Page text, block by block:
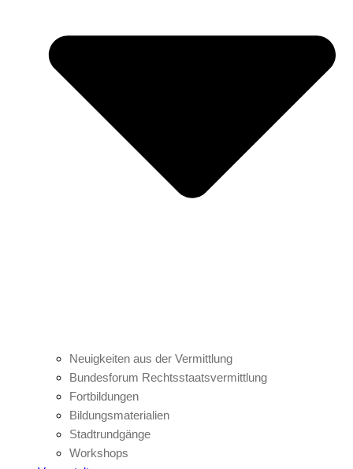
Neuigkeiten aus der Vermittlung
Bundesforum Rechtsstaatsvermittlung
Fortbildungen
Bildungsmaterialien
Stadtrundgänge
Workshops